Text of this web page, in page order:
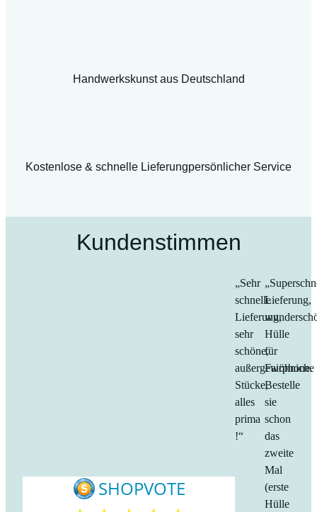
Handwerkskunst aus Deutschland
Kostenlose & schnelle Lieferungpersönlicher Service
Kundenstimmen
„Sehr
schnelle
Lieferung,
sehr
schöne,
außergewöhniche
Stücke,
alles
prima
!“
Lieferung,
Hülle
für
Fairphone.
Bestelle
sie
schon
das
zweite
Mal
(erste
Hülle